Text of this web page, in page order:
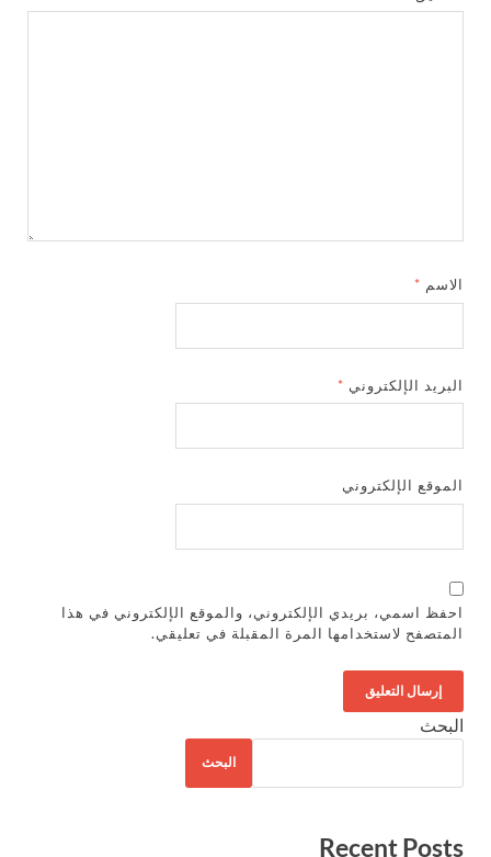
الاسم *
البريد الإلكتروني *
الموقع الإلكتروني
احفظ اسمي، بريدي الإلكتروني، والموقع الإلكتروني في هذا
المتصفح لاستخدامها المرة المقبلة في تعليقي.
البحث
البحث
Recent Posts